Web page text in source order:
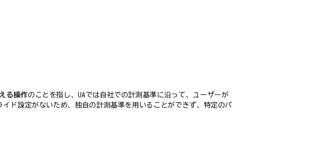
る操作のことを指し、UAでは自社での計測基準に沿って、ユーザーが
ド設定がないため、独自の計測基準を用いることができず、特定のパ